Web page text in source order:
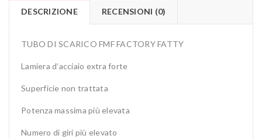
DESCRIZIONE RECENSIONI (0)
TUBO DI SCARICO FMF FACTORY FATTY
Lamiera d’acciaio extra forte
Superficie non trattata
Potenza massima più elevata
Numero di giri più elevato